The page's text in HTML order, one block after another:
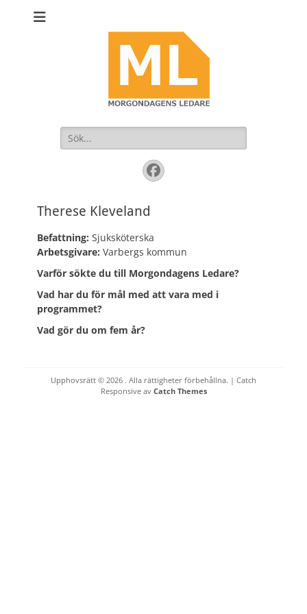
Sök
efter:
Facebook
Therese Kleveland
Befattning: Sjuksköterska
Arbetsgivare: Varbergs kommun
Varför sökte du till Morgondagens Ledare?
Vad har du för mål med att vara med i
programmet?
Vad gör du om fem år?
Upphovsrätt © 2026 . Alla rättigheter förbehållna. | Catch
Responsive av Catch Themes